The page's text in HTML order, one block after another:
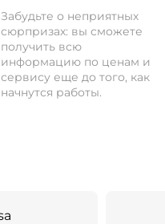
Забудьте о неприятных
сюрпризах: вы сможете
получить всю
информацию по ценам и
сервису еще до того, как
начнутся работы.